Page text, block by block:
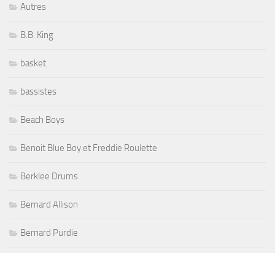
Autres
B.B. King
basket
bassistes
Beach Boys
Benoit Blue Boy et Freddie Roulette
Berklee Drums
Bernard Allison
Bernard Purdie